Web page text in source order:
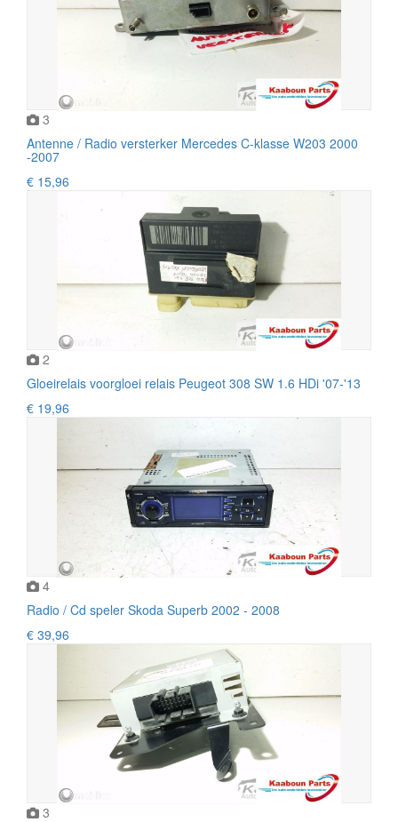
3
Antenne / Radio versterker Mercedes C-klasse W203 2000
-2007
€ 15,96
2
Gloeirelais voorgloei relais Peugeot 308 SW 1.6 HDi '07-'13
€ 19,96
4
Radio / Cd speler Skoda Superb 2002 - 2008
€ 39,96
3